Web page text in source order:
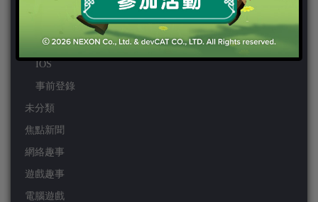
Android
IOS
事前登錄
未分類
焦點新聞
網絡趣事
遊戲趣事
電腦遊戲